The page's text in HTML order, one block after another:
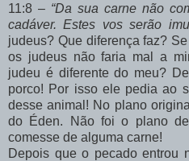
11:8 – “Da sua carne não
cadáver. Estes vos serão
judeus? Que diferença faz?
os judeus não faria mal a
judeu é diferente do meu?
porco! Por isso ele pedia ao
desse animal! No plano
do Éden. Não foi o plano
comesse de alguma carne!
Depois que o pecado entrou